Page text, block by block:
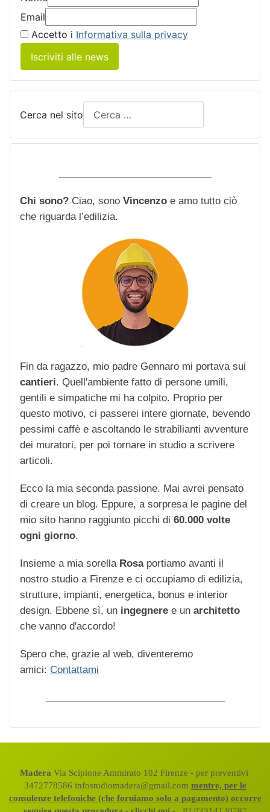
Email
Accetto i Informativa sulla privacy
Iscriviti alle news
Cerca nel sito
Chi sono? Ciao, sono Vincenzo e amo tutto ciò
che riguarda l’edilizia.
Fin da ragazzo, mio padre Gennaro mi portava sui
cantieri. Quell'ambiente fatto di persone umili,
gentili e simpatiche mi ha colpito. Proprio per
questo motivo, ci passerei intere giornate, bevendo
pessimi caffè e ascoltando le strabilianti avventure
dei muratori, per poi tornare in studio a scrivere
articoli.
Ecco la mia seconda passione. Mai avrei pensato
di creare un blog. Eppure, a sorpresa le pagine del
mio sito hanno raggiunto picchi di 60.000 volte
ogni giorno.
Insieme a mia sorella Rosaportiamo avanti il
nostro studio a Firenze e ci occupiamo di edilizia,
strutture, impianti, energetica, bonus e interior
design. Ebbene sì, un ingegnere e un architetto
che vanno d'accordo!
Spero che, grazie al web, diventeremo
amici: Contattami
Madera Via Scipione Ammirato 102 Firenze - per preventivi
3472778586 infostudiomadera@gmail.com mentre, per le
consulenze telefoniche (che forniamo solo a pagamento) occorre